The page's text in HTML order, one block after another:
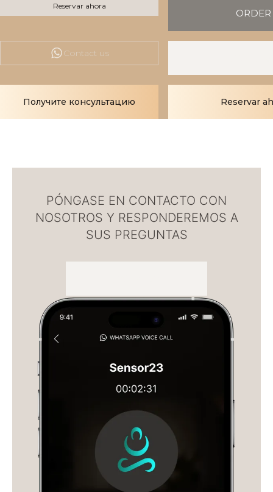
Reservar ahora
ORDER
Contact us
Получите консультацию Reservar
PÓNGASE EN CONTACTO CON
NOSOTROS Y RESPONDEREMOS A
SUS PREGUNTAS